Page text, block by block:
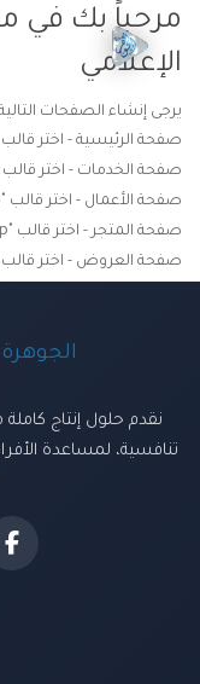
مرحباً بك في
الإعلامي
يرجى إنشاء الصفحات
صفحة الرئيسية - اختر قالب "Home"
صفحة الخدمات - اختر قالب "Services"
صفحة الأعمال - اختر قالب "Portfolio"
صفحة المتجر - اختر قالب "Shop"
صفحة العروض - اختر قالب "Offers"
الجوهرة
نقدم حلول إنتاج
تنافسية، لمساعدة